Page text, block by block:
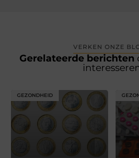
VERKEN ONZE
Gerelateerde berichten
GEZONDHEID